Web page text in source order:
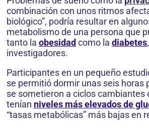
combinación con unos ritmos
biológico”, podría resultar en
metabolismo de una persona que
tanto la obesidadcomo la diabetes
investigadores.
Participantes en un pequeño
se permitió dormir unas seis horas
se sometieron a ciclos cambiantes
tenían niveles más elevados de
“tasas metabólicas” más bajas en